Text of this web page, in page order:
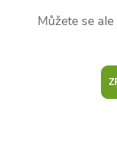
Můžete se